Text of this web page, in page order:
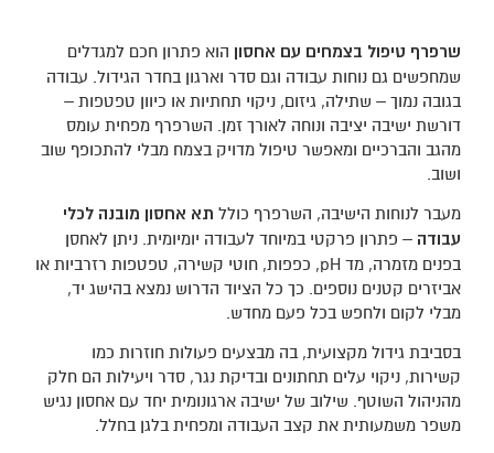
שרפרף טיפול בצמחים עם אחסון הוא פתרון חכם למגדלים
שמחפשים גם נוחות עבודה וגם סדר וארגון בחדר הגידול. עבודה
בגובה נמוך – שתילה, גיזום, ניקוי תחתיות או כיוון טפטפות –
דורשת ישיבה יציבה ונוחה לאורך זמן. השרפרף מפחית עומס
מהגב והברכיים ומאפשר טיפול מדויק בצמח מבלי להתכופף שוב
ושוב.
מעבר לנוחות הישיבה, השרפרף כולל תא אחסון מובנה לכלי
עבודה – פתרון פרקטי במיוחד לעבודה יומיומית. ניתן לאחסן
בפנים מזמרה, מד pH, כפפות, חוטי קשירה, טפטפות רזרביות או
אביזרים קטנים נוספים. כך כל הציוד הדרוש נמצא בהישג יד,
מבלי לקום ולחפש בכל פעם מחדש.
בסביבת גידול מקצועית, בה מבצעים פעולות חוזרות כמו
קשירות, ניקוי עלים תחתונים ובדיקת נגר, סדר ויעילות הם חלק
מהניהול השוטף. שילוב של ישיבה ארגונומית יחד עם אחסון נגיש
משפר משמעותית את קצב העבודה ומפחית בלגן בחלל.